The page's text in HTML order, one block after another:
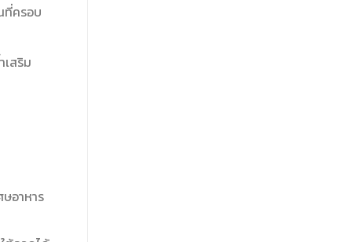
ที่ครอบ
สริม
อาหาร